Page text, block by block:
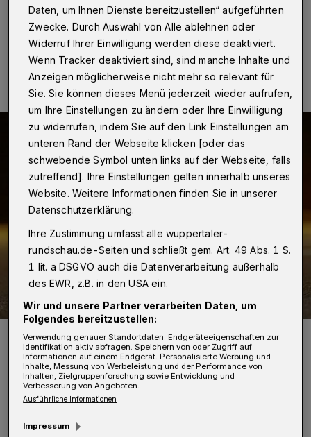
20.01.2025 , 12:09 Uhr Eine Minute Lesezeit
Symbolbild.
Foto: Christoph Petersen
Daten, um Ihnen Dienste bereitzustellen“ aufgeführten
Zwecke. Durch Auswahl von Alle ablehnen oder
Widerruf Ihrer Einwilligung werden diese deaktiviert.
Wenn Tracker deaktiviert sind, sind manche Inhalte und
Anzeigen möglicherweise nicht mehr so relevant für
Sie. Sie können dieses Menü jederzeit wieder aufrufen,
um Ihre Einstellungen zu ändern oder Ihre Einwilligung
zu widerrufen, indem Sie auf den Link Einstellungen am
unteren Rand der Webseite klicken [oder das
schwebende Symbol unten links auf der Webseite, falls
zutreffend]. Ihre Einstellungen gelten innerhalb unseres
Website. Weitere Informationen finden Sie in unserer
Datenschutzerklärung.
Ihre Zustimmung umfasst alle wuppertaler-
rundschau.de-Seiten und schließt gem. Art. 49 Abs. 1 S.
1 lit. a DSGVO auch die Datenverarbeitung außerhalb
des EWR, z.B. in den USA ein.
Wir und unsere Partner verarbeiten Daten, um
Folgendes bereitzustellen:
Verwendung genauer Standortdaten. Endgeräteeigenschaften zur
Identifikation aktiv abfragen. Speichern von oder Zugriff auf
Informationen auf einem Endgerät. Personalisierte Werbung und
Inhalte, Messung von Werbeleistung und der Performance von
Inhalten, Zielgruppenforschung sowie Entwicklung und
Verbesserung von Angeboten.
Ausführliche Informationen
Impressum